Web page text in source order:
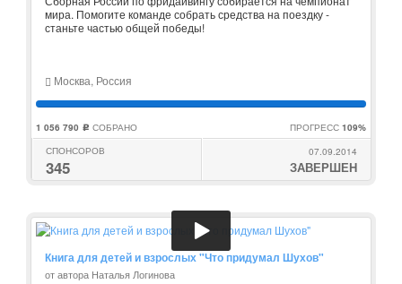
мира. Помогите команде собрать средства на поездку -
станьте частью общей победы!
Москва, Россия
1 056 790 c СОБРАНО ПРОГРЕСС 109%
СПОНСОРОВ
345
07.09.2014
ЗАВЕРШЕН
Книга для детей и взрослых "Что придумал Шухов"
от автора Наталья Логинова